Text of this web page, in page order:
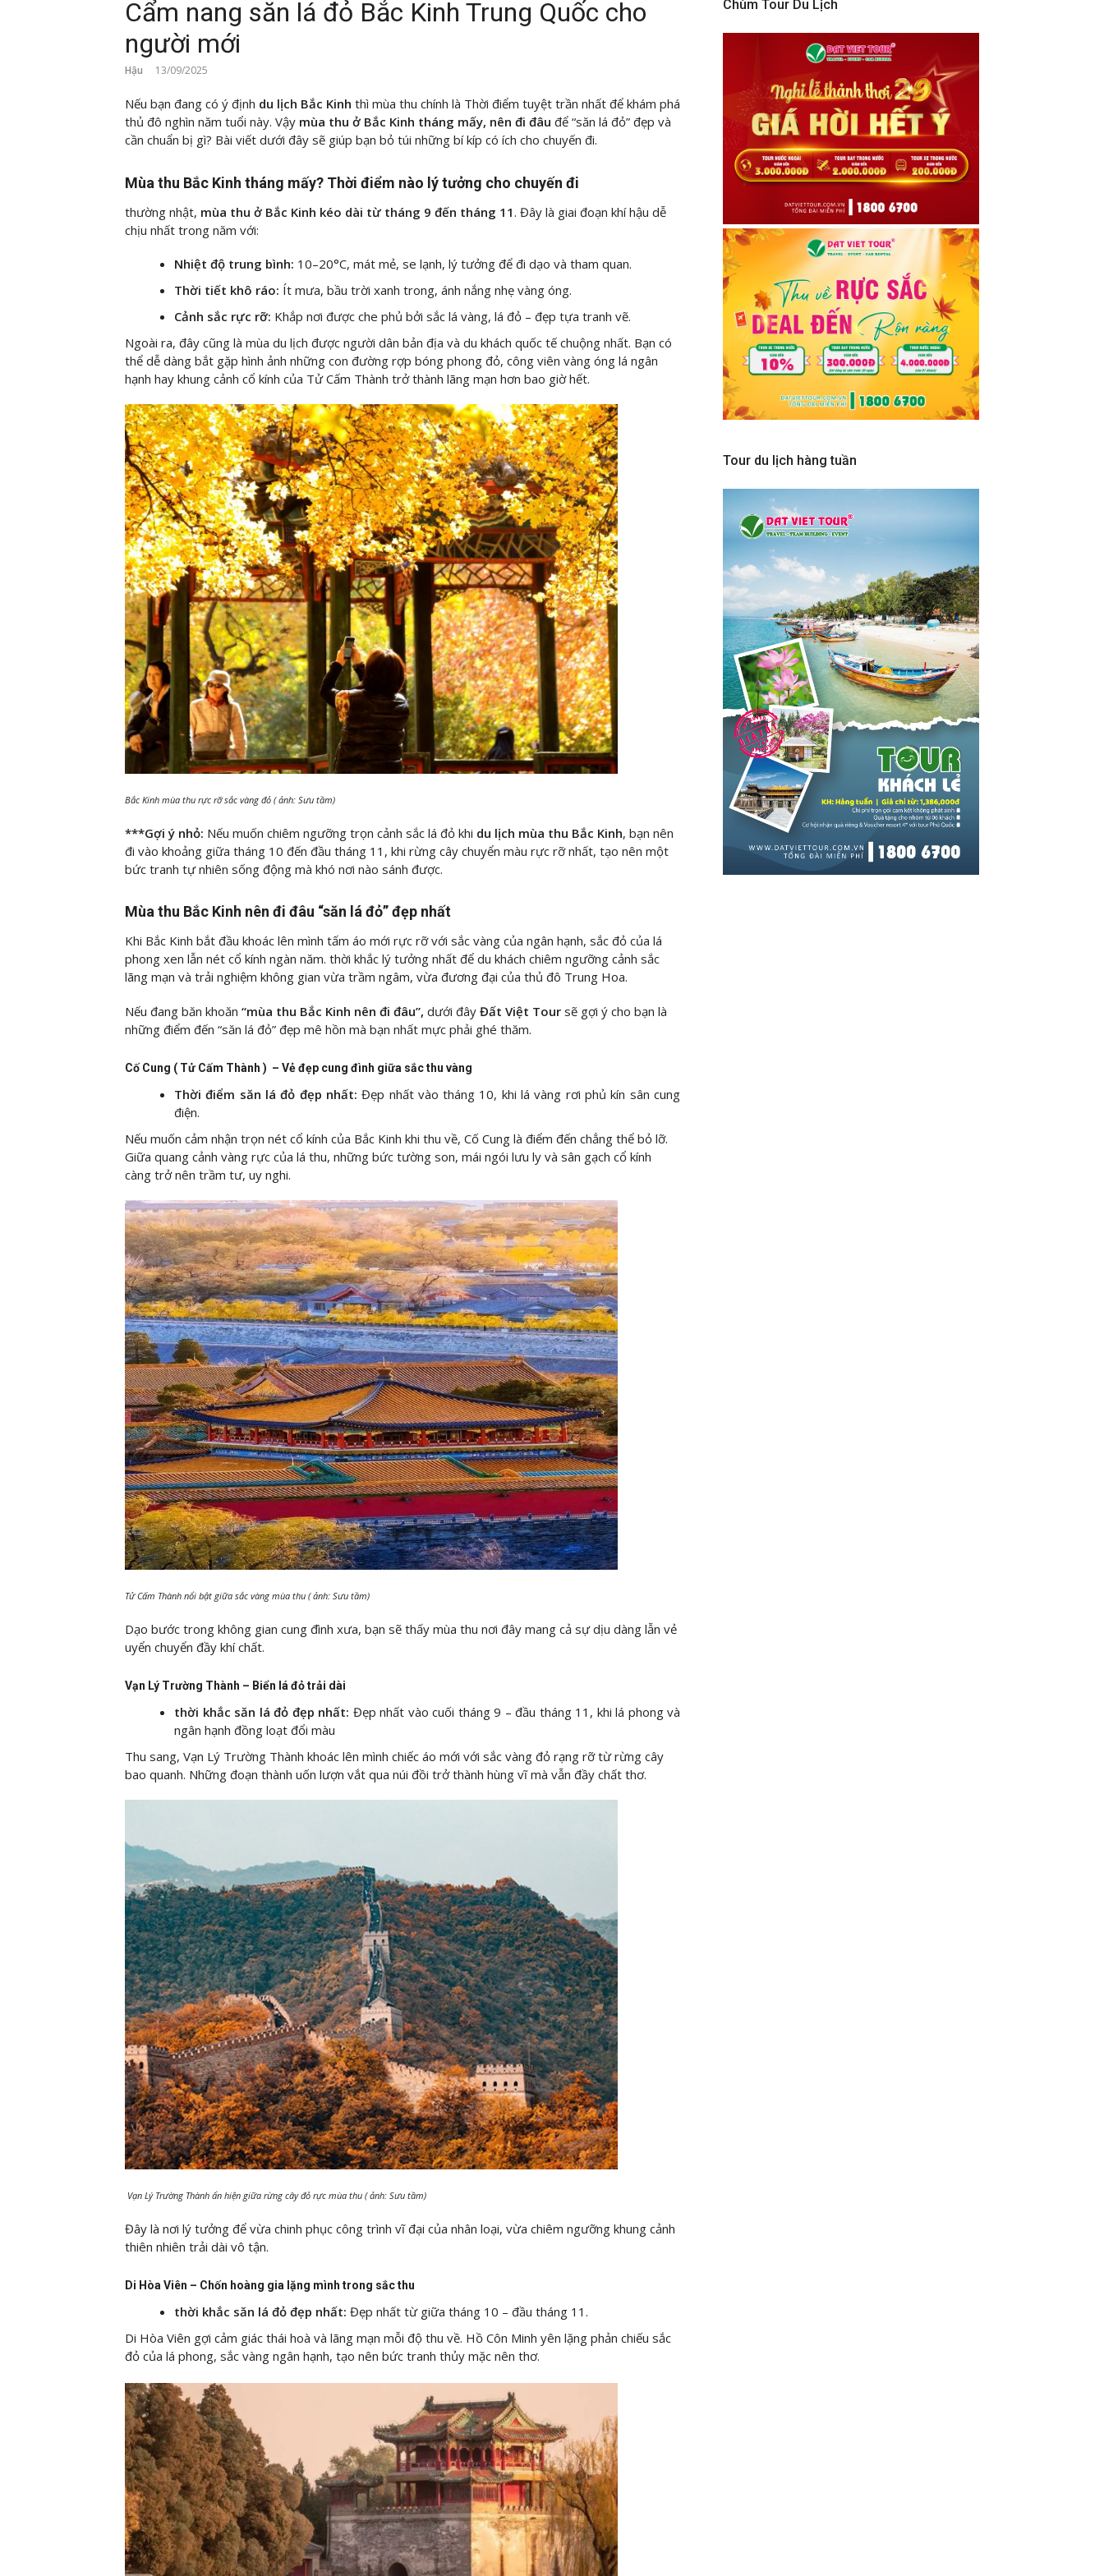
Cẩm nang săn lá đỏ Bắc Kinh Trung Quốc cho
người mới
Hậu 13/09/2025
Nếu bạn đang có ý định du lịch Bắc Kinh thì mùa thu chính là Thời điểm tuyệt trần nhất để khám phá
thủ đô nghìn năm tuổi này. Vậy mùa thu ở Bắc Kinh tháng mấy, nên đi đâu để “săn lá đỏ” đẹp và
cần chuẩn bị gì? Bài viết dưới đây sẽ giúp bạn bỏ túi những bí kíp có ích cho chuyến đi.
Mùa thu Bắc Kinh tháng mấy? Thời điểm nào lý tưởng cho chuyến đi
thường nhật, mùa thu ở Bắc Kinh kéo dài từ tháng 9 đến tháng 11 . Đây là giai đoạn khí hậu dễ
chịu nhất trong năm với:
Nhiệt độ trung bình: 10–20°C, mát mẻ, se lạnh, lý tưởng để đi dạo và tham quan.
Thời tiết khô ráo: Ít mưa, bầu trời xanh trong, ánh nắng nhẹ vàng óng.
Cảnh sắc rực rỡ: Khắp nơi được che phủ bởi sắc lá vàng, lá đỏ – đẹp tựa tranh vẽ.
Ngoài ra, đây cũng là mùa du lịch được người dân bản địa và du khách quốc tế chuộng nhất. Bạn có
thể dễ dàng bắt gặp hình ảnh những con đường rợp bóng phong đỏ, công viên vàng óng lá ngân
hạnh hay khung cảnh cổ kính của Tử Cấm Thành trở thành lãng mạn hơn bao giờ hết.
Bắc Kinh mùa thu rực rỡ sắc vàng đỏ ( ảnh: Sưu tầm)
***Gợi ý nhỏ: Nếu muốn chiêm ngưỡng trọn cảnh sắc lá đỏ khi du lịch mùa thu Bắc Kinh, bạn nên
đi vào khoảng giữa tháng 10 đến đầu tháng 11, khi rừng cây chuyển màu rực rỡ nhất, tạo nên một
bức tranh tự nhiên sống động mà khó nơi nào sánh được.
Mùa thu Bắc Kinh nên đi đâu “săn lá đỏ” đẹp nhất
Khi Bắc Kinh bắt đầu khoác lên mình tấm áo mới rực rỡ với sắc vàng của ngân hạnh, sắc đỏ của lá
phong xen lẫn nét cổ kính ngàn năm. thời khắc lý tưởng nhất để du khách chiêm ngưỡng cảnh sắc
lãng mạn và trải nghiệm không gian vừa trầm ngâm, vừa đương đại của thủ đô Trung Hoa.
Nếu đang băn khoăn “mùa thu Bắc Kinh nên đi đâu”, dưới đây Đất Việt Tour sẽ gợi ý cho bạn là
những điểm đến “săn lá đỏ” đẹp mê hồn mà bạn nhất mực phải ghé thăm.
Cố Cung ( Tử Cấm Thành ) – Vẻ đẹp cung đình giữa sắc thu vàng
Thời điểm săn lá đỏ đẹp nhất: Đẹp nhất vào tháng 10, khi lá vàng rơi phủ kín sân cung
điện.
Nếu muốn cảm nhận trọn nét cổ kính của Bắc Kinh khi thu về, Cố Cung là điểm đến chẳng thể bỏ lỡ.
Giữa quang cảnh vàng rực của lá thu, những bức tường son, mái ngói lưu ly và sân gạch cổ kính
càng trở nên trầm tư, uy nghi.
Tử Cấm Thành nổi bật giữa sắc vàng mùa thu ( ảnh: Sưu tầm)
Dạo bước trong không gian cung đình xưa, bạn sẽ thấy mùa thu nơi đây mang cả sự dịu dàng lẫn vẻ
uyển chuyển đầy khí chất.
Vạn Lý Trường Thành – Biển lá đỏ trải dài
thời khắc săn lá đỏ đẹp nhất: Đẹp nhất vào cuối tháng 9 – đầu tháng 11, khi lá phong và
ngân hạnh đồng loạt đổi màu
Thu sang, Vạn Lý Trường Thành khoác lên mình chiếc áo mới với sắc vàng đỏ rạng rỡ từ rừng cây
bao quanh. Những đoạn thành uốn lượn vắt qua núi đồi trở thành hùng vĩ mà vẫn đầy chất thơ.
Vạn Lý Trường Thành ẩn hiện giữa rừng cây đỏ rực mùa thu ( ảnh: Sưu tầm)
Đây là nơi lý tưởng để vừa chinh phục công trình vĩ đại của nhân loại, vừa chiêm ngưỡng khung cảnh
thiên nhiên trải dài vô tận.
Di Hòa Viên – Chốn hoàng gia lặng mình trong sắc thu
thời khắc săn lá đỏ đẹp nhất: Đẹp nhất từ giữa tháng 10 – đầu tháng 11.
Di Hòa Viên gợi cảm giác thái hoà và lãng mạn mỗi độ thu về. Hồ Côn Minh yên lặng phản chiếu sắc
đỏ của lá phong, sắc vàng ngân hạnh, tạo nên bức tranh thủy mặc nên thơ.
Chùm Tour Du Lịch
Tour du lịch hàng tuần